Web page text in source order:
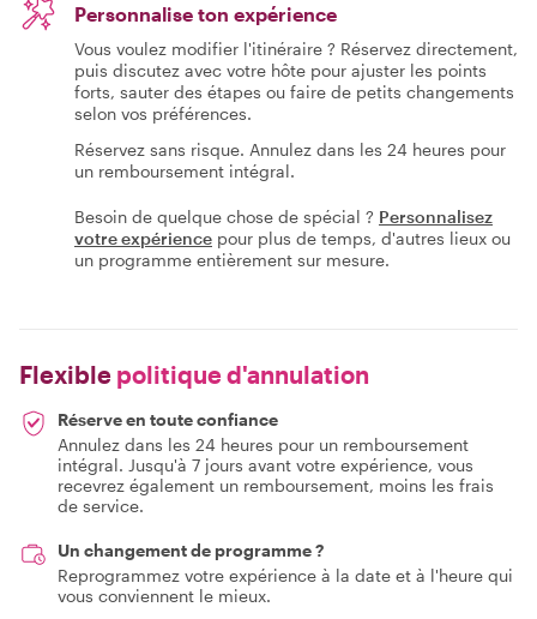
Personnalise ton expérience
Vous voulez modifier l'itinéraire ? Réservez directement,
puis discutez avec votre hôte pour ajuster les points
forts, sauter des étapes ou faire de petits changements
selon vos préférences.
Réservez sans risque. Annulez dans les 24 heures pour
un remboursement intégral.
Besoin de quelque chose de spécial ? Personnalisez
votre expérience pour plus de temps, d'autres lieux ou
un programme entièrement sur mesure.
Flexible politique d'annulation
Réserve en toute confiance
Annulez dans les 24 heures pour un remboursement
intégral. Jusqu'à 7 jours avant votre expérience, vous
recevrez également un remboursement, moins les frais
de service.
Un changement de programme ?
Reprogrammez votre expérience à la date et à l'heure qui
vous conviennent le mieux.